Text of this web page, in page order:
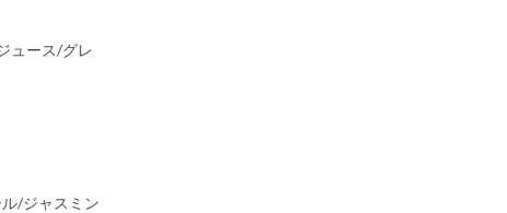
ュース/グレ
/ジャスミン